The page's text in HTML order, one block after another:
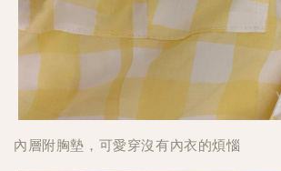
內層附胸墊，可愛穿沒有內衣的煩惱